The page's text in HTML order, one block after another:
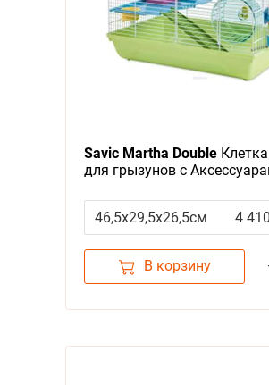
Savic Martha Double
для грызунов с
46,5х29,5х26,5см 4
В корзину